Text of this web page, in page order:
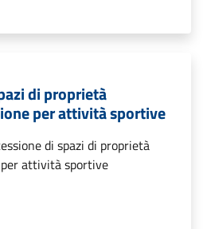
di proprietà
per attività sportive
di spazi di proprietà
attività sportive